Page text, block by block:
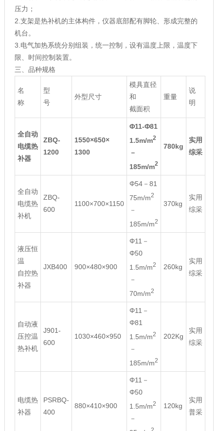
压力；
2.支架是热补机的主体构件，仪器底部配有脚轮、形成完整的
机台。
3.电气加热系统分别组装，统一控制，设有温度上限，温度下
限、时间控制装置。
三、品种规格
名
称
型
号
外型尺寸
模具直径
和
截面积
重量
说
明
全自动
电缆热
补器
ZBQ-
1200
1550×650×
1300
Φ11-Φ81
1.5m/m2
－
185m/m2
780kg
实用
综采
全自动
电缆热
补机
ZBQ-
600
1100×700×1150
Φ54－81
75m/m2
－
185m/m2
370kg
实用
综采
液压恒
温
自控热
补器
JXB400 900×480×900
Φ11－
Φ50
1.5m/m2
－
70m/m2
260kg
实用
综采
自动液
压控温
热补机
J901-
600
1030×460×950
Φ11－
Φ81
1.5m/m2
－
185m/m2
202Kg
实用
综采
电缆热
补器
PSRBQ-
400
880×410×900
Φ11－
Φ50
1.5m/m2
－
2
120kg
实用
普采